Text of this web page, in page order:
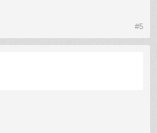
#5